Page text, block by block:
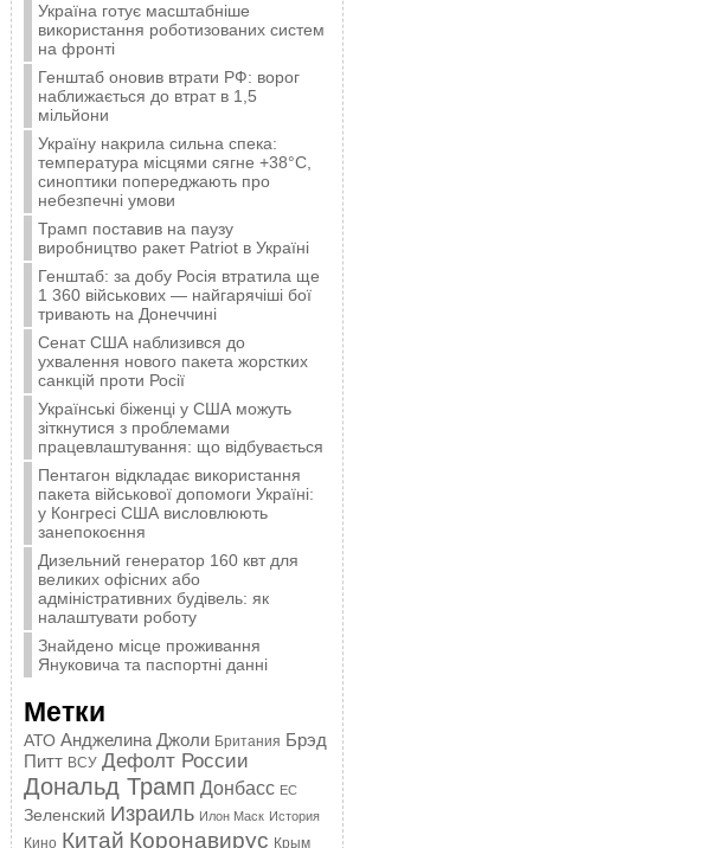
Україна готує масштабніше
використання роботизованих систем
на фронті
Генштаб оновив втрати РФ: ворог
наближається до втрат в 1,5
мільйони
Україну накрила сильна спека:
температура місцями сягне +38°C,
синоптики попереджають про
небезпечні умови
Трамп поставив на паузу
виробництво ракет Patriot в Україні
Генштаб: за добу Росія втратила ще
1 360 військових — найгарячіші бої
тривають на Донеччині
Сенат США наблизився до
ухвалення нового пакета жорстких
санкцій проти Росії
Українські біженці у США можуть
зіткнутися з проблемами
працевлаштування: що відбувається
Пентагон відкладає використання
пакета військової допомоги Україні:
у Конгресі США висловлюють
занепокоєння
Дизельний генератор 160 квт для
великих офісних або
адміністративних будівель: як
налаштувати роботу
Знайдено місце проживання
Януковича та паспортні данні
Метки
АТО Анджелина Джоли Британия Брэд
Питт ВСУ Дефолт России
Дональд Трамп Донбасс ЕС
Зеленский Израиль Илон Маск История
Кино Китай Коронавирус Крым